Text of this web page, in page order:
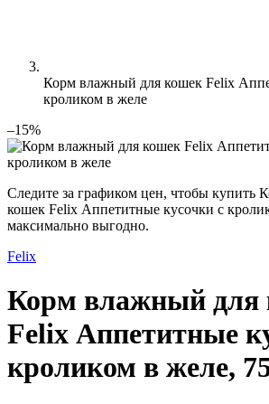
Корм влажный для кошек Felix
кроликом в желе
–15%
Следите за графиком цен, чтобы купить
кошек Felix Аппетитные кусочки с
максимально выгодно.
Felix
Корм влажный для
Felix Аппетитные
кроликом в желе,